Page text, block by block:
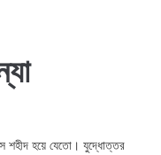
সে শহীদ হয়ে যেতো। যুদ্ধোত্তর